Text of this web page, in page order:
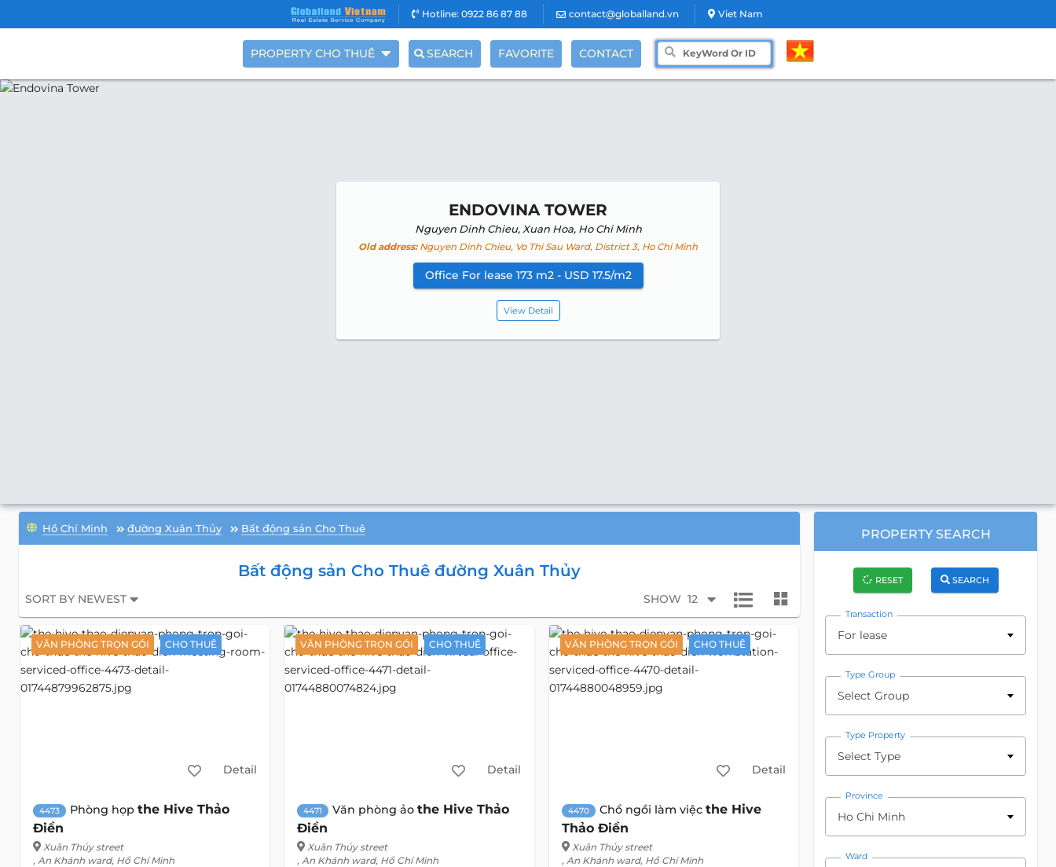
Hotline: 0922 86 87 88 contact@globalland.vn Viet Nam
PROPERTY CHO THUÊ SEARCH FAVORITE CONTACT
ENDOVINA TOWER
Nguyen Dinh Chieu, Xuan Hoa, Ho Chi Minh
Old address:Nguyen Dinh Chieu, Vo Thi Sau Ward, District 3, Ho Chi Minh
Office For lease 173 m2 - USD 17.5/m2
View Detail
Hồ Chí Minh đường Xuân Thủy Bất động sản Cho Thuê
Bất động sản Cho Thuê đường Xuân Thủy
SORT BY NEWEST SHOW 12
VĂN PHÒNG TRỌN GÓI CHO THUÊ
Detail
4473 Phòng họp the Hive Thảo
Điền
Xuân Thủy street
, An Khánh ward, Hồ Chí Minh
VĂN PHÒNG TRỌN GÓI CHO THUÊ
Detail
4471 Văn phòng ảothe Hive Thảo
Điền
Xuân Thủy street
, An Khánh ward, Hồ Chí Minh
VĂN PHÒNG TRỌN GÓI CHO THUÊ
Detail
4470 Chổ ngồi làm việc the Hive
Thảo Điền
Xuân Thủy street
, An Khánh ward, Hồ Chí Minh
PROPERTY SEARCH
RESET SEARCH
Transaction
For lease
Type Group
Select Group
Type Property
Select Type
Province
Ho Chi Minh
Ward